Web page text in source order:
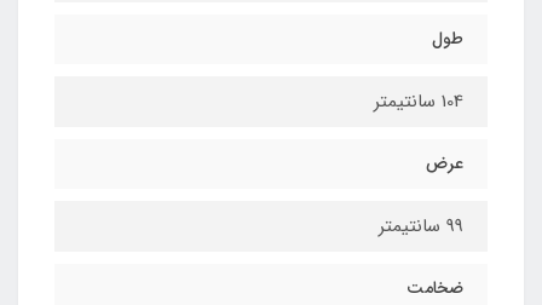
طول
104 سانتیمتر
عرض
99 سانتیمتر
ضخامت